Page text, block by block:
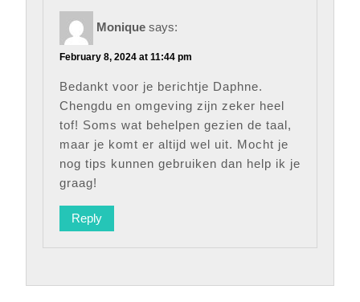
Monique says:
February 8, 2024 at 11:44 pm
Bedankt voor je berichtje Daphne.
Chengdu en omgeving zijn zeker heel
tof! Soms wat behelpen gezien de taal,
maar je komt er altijd wel uit. Mocht je
nog tips kunnen gebruiken dan help ik je
graag!
Reply